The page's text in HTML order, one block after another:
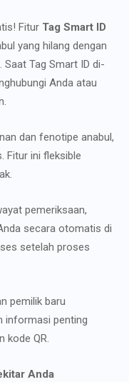
Fitur Tag Smart ID
yang hilang dengan
Tag Smart ID di-
Anda atau
dan fenotipe anabul,
Fitur ini fleksible
pemeriksaan,
secara otomatis di
setelah proses
pemilik baru
informasi penting
kode QR.
Anda